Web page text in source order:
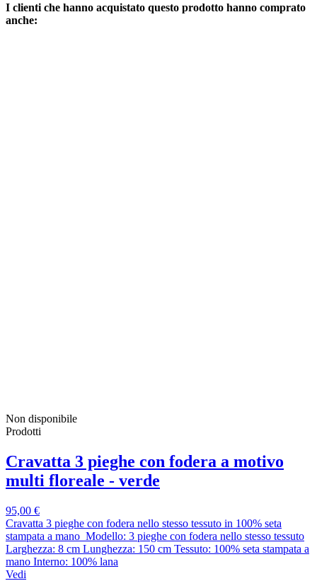
I clienti che hanno acquistato questo prodotto hanno comprato
anche:
Non disponibile
Prodotti
Cravatta 3 pieghe con fodera a motivo
multi floreale - verde
95,00 €
Cravatta 3 pieghe con fodera nello stesso tessuto in 100% seta
stampata a mano Modello: 3 pieghe con fodera nello stesso tessuto
Larghezza: 8 cm Lunghezza: 150 cm Tessuto: 100% seta stampata a
mano Interno: 100% lana
Vedi